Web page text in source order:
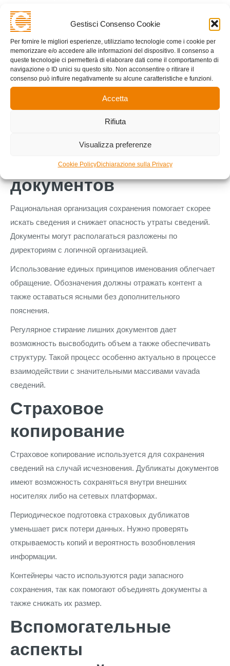
Gestisci Consenso Cookie
Per fornire le migliori esperienze, utilizziamo tecnologie come i cookie per
memorizzare e/o accedere alle informazioni del dispositivo. Il consenso a
queste tecnologie ci permetterà di elaborare dati come il comportamento di
navigazione o ID unici su questo sito. Non acconsentire o ritirare il
consenso può influire negativamente su alcune caratteristiche e funzioni.
Accetta
Rifiuta
Visualizza preferenze
Cookie PolicyDichiarazione sulla Privacy
Кодирование защищает информацию от постороннего
доступа. Даже тогда, если объект будет получен
неавторизованным, без кода его содержимое вавада
останется защищенным.
Кроме того важно контролировать файлы накануне
открытием. Архивы имеют возможность содержать
опасные объекты, из-за этого рекомендуется применять
Организация
сбережения
документов
Рациональная организация сохранения помогает скорее
искать сведения и снижает опасность утраты сведений.
Документы могут располагаться разложены по
директориям с логичной организацией.
Использование единых принципов именования облегчает
обращение. Обозначения должны отражать контент а
также оставаться ясными без дополнительного
пояснения.
Регулярное стирание лишних документов дает
возможность высвободить объем а также обеспечивать
структуру. Такой процесс особенно актуально в процессе
взаимодействии с значительными массивами vavada
сведений.
Страховое
копирование
Страховое копирование используется для сохранения
сведений на случай исчезновения. Дубликаты документов
имеют возможность сохраняться внутри внешних
носителях либо на сетевых платформах.
Периодическое подготовка страховых дубликатов
уменьшает риск потери данных. Нужно проверять
открываемость копий и вероятность возобновления
информации.
Контейнеры часто используются ради запасного
сохранения, так как помогают объединять документы а
также снижать их размер.
Вспомогательные
аспекты